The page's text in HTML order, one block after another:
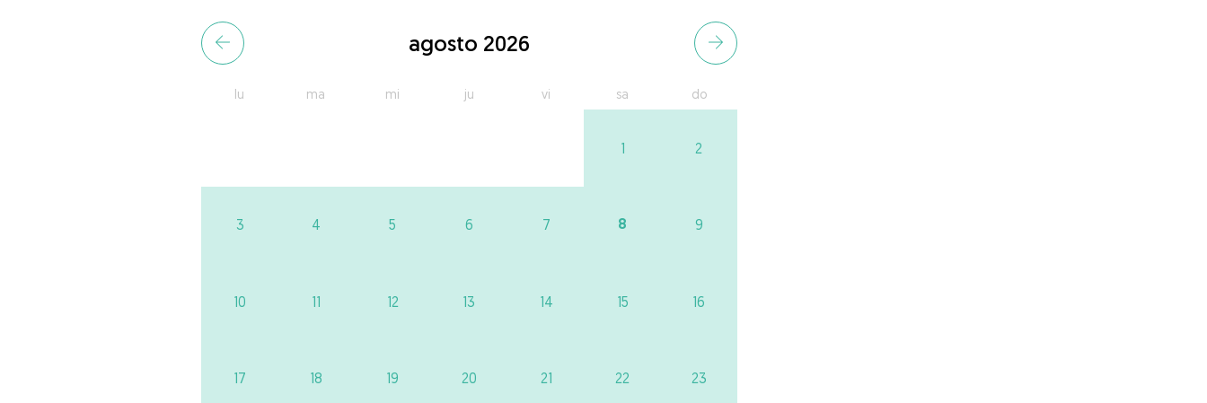
agosto 2026
lu ma mi ju vi sa do
1 2
3 4 5 6 7 8 9
10 11 12 13 14 15 16
17 18 19 20 21 22 23